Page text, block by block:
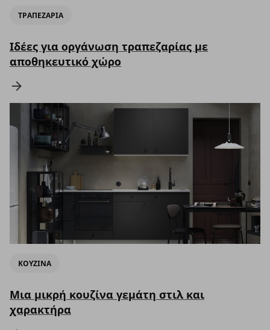
ΤΡΑΠΕΖΑΡΙΑ
Ιδέες για οργάνωση τραπεζαρίας με
αποθηκευτικό χώρο
ΚΟΥΖΙΝΑ
Μια μικρή κουζίνα γεμάτη στιλ και
χαρακτήρα